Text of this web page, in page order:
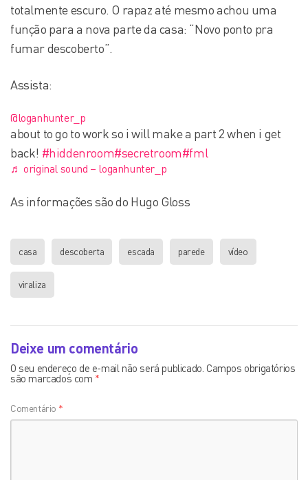
totalmente escuro. O rapaz até mesmo achou uma
função para a nova parte da casa: “Novo ponto pra
fumar descoberto”.
Assista:
@loganhunter_p
about to go to work so i will make a part 2 when i get
back! #hiddenroom#secretroom#fml
♬ original sound – loganhunter_p
As informações são do Hugo Gloss
casa descoberta escada parede vídeo
viraliza
Deixe um comentário
O seu endereço de e-mail não será publicado. Campos obrigatórios
são marcados com *
Comentário *